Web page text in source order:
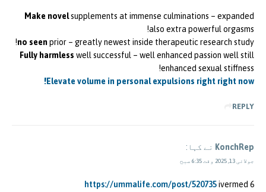
Make novelsupplements at immense culminations – expanded
also extra powerful orgasms!
no seenprior – greatly newest inside therapeutic research study!
Fully harmless well successful – well enhanced passion well still
enhanced sexual stiffness!
Elevate volume in personal expulsions right right now!
REPLY
KonchRep نے کہا:
جولائی 13, 2025 وقت 6:35 صبح
https://ummalife.com/post/520735ivermed 6